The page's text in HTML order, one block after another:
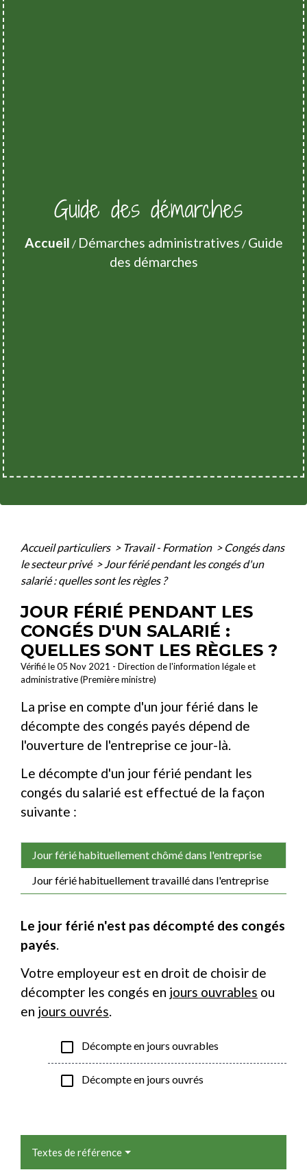
Guide des démarches
Accueil / Démarches administratives / Guide
des démarches
Accueil particuliers > Travail - Formation > Congés dans
le secteur privé > Jour férié pendant les congés d'un
salarié : quelles sont les règles ?
JOUR FÉRIÉ PENDANT LES
CONGÉS D'UN SALARIÉ :
QUELLES SONT LES RÈGLES ?
Vérifié le 05 Nov 2021 - Direction de l'information légale et
administrative (Première ministre)
La prise en compte d'un jour férié dans le
décompte des congés payés dépend de
l'ouverture de l'entreprise ce jour-là.
Le décompte d'un jour férié pendant les
congés du salarié est effectué de la façon
suivante :
Jour férié habituellement chômé dans l'entreprise
Jour férié habituellement travaillé dans l'entreprise
Le jour férié n'est pas décompté des congés
payés
Votre employeur est en droit de choisir de
décompter les congés en jours ouvrables ou
en jours ouvrés.
check_box_outline_blank Décompte en jours ouvrables
check_box_outline_blank Décompte en jours ouvrés
Textes de référence